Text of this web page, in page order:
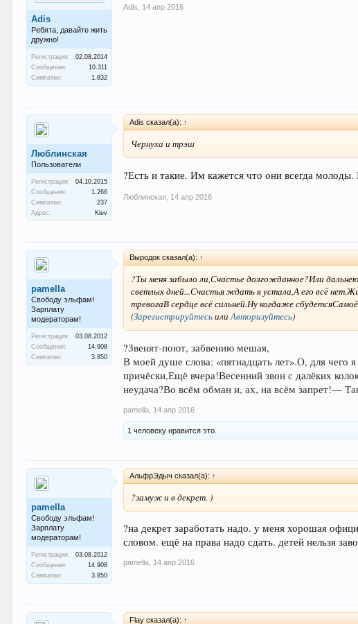
Adis
Ребята, давайте жить
дружно!
Регистрация:
02.08.2014
Сообщения:
10.311
Симпатии:
1.832
Adis 14 апр 2016
Люблинcкая
Пользователи
Регистрация:
04.10.2015
Сообщения:
1.266
Симпатии:
237
Адрес:
Kiev
Adis сказал(а): ↑
Чернуха и трэш
?Есть и такие. Им кажется что они всегда
Люблинcкая 14 апр 2016
pamella
Свободу эльфам!
Зарплату
модераторам!
Регистрация:
03.08.2012
Сообщения:
14.908
Симпатии:
3.850
Выродок сказал(а): ↑
?Ты меня забыло ли,Счастье долгожданное?Или
светлых дней...Счастья ждать я устала,А его всё нет.
тревогаВ сердце всё сильней.Ну когдаже сбудется
(ЗарегистрируйтесьилиАвторизуйтесь)
?Звенят-поют, забвению мешая,
В моей душе слова: «пятнадцать лет».О, для чего
причёски,Ещё вчера!Весенний звон с далёких
неудача?Во всём обман и, ах, на всём запрет!—
pamella 14 апр 2016
1 человеку нравится это.
pamella
Свободу эльфам!
Зарплату
модераторам!
Регистрация:
03.08.2012
Сообщения:
14.908
Симпатии:
3.850
АльфрЭдыч сказал(а): ↑
?замуж и в декрет. )
?на декрет заработать надо. у меня хорошая
словом. ещё на права надо сдать. детей нельзя
pamella 14 апр 2016
Flay сказал(а): ↑